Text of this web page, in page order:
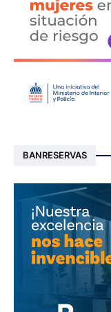
BANRESERVAS